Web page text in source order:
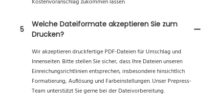
Kostenvoranschlag zukommen lassen.
5
Welche Dateiformate akzeptieren Sie zum
Drucken?
Wir akzeptieren druckfertige PDF-Dateien für Umschlag und
Innenseiten. Bitte stellen Sie sicher, dass Ihre Dateien unseren
Einreichungsrichtlinien entsprechen, insbesondere hinsichtlich
Formatierung, Auflösung und Farbeinstellungen. Unser Prepress-
Team unterstützt Sie gerne bei der Dateivorbereitung.